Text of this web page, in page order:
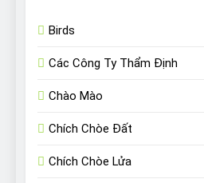
Birds
Các Công Ty Thẩm Định
Chào Mào
Chích Chòe Đất
Chích Chòe Lửa